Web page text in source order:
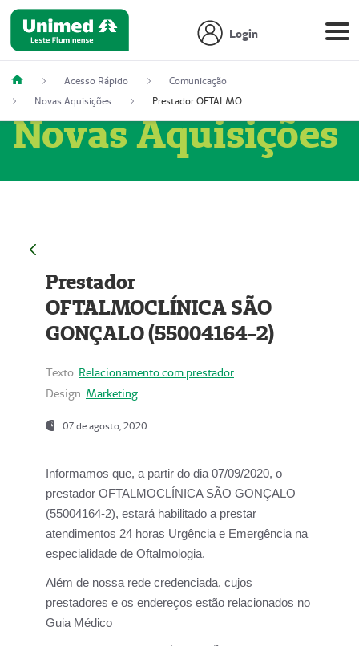
Login
Acesso Rápido
Comunicação
Novas Aquisições
Prestador OFTALMOCLÍNICA SÃO GONÇALO (55004164-2)
Novas Aquisições
Prestador
OFTALMOCLÍNICA SÃO
GONÇALO (55004164-2)
Texto: Relacionamento com prestador
Design: Marketing
07 de agosto, 2020
Informamos que, a partir do dia 07/09/2020, o
prestador OFTALMOCLÍNICA SÃO GONÇALO
(55004164-2), estará habilitado a prestar
atendimentos 24 horas Urgência e Emergência na
especialidade de Oftalmologia.
Além de nossa rede credenciada, cujos
prestadores e os endereços estão relacionados no
Guia Médico